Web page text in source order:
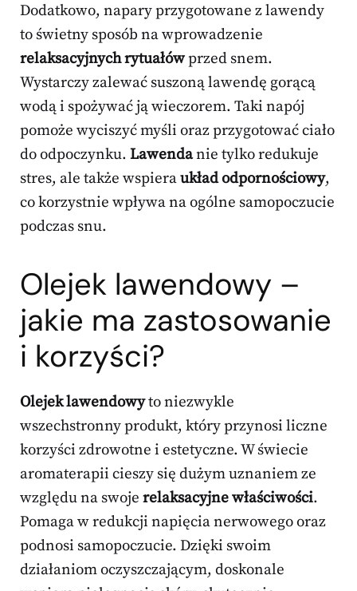
Dodatkowo, napary przygotowane z lawendy
to świetny sposób na wprowadzenie
relaksacyjnych rytuałówprzed snem.
Wystarczy zalewać suszoną lawendę gorącą
wodą i spożywać ją wieczorem. Taki napój
pomoże wyciszyć myśli oraz przygotować ciało
do odpoczynku. Lawendanie tylko redukuje
stres, ale także wspieraukład odpornościowy,
co korzystnie wpływa na ogólne samopoczucie
podczas snu.
Olejek lawendowy –
jakie ma zastosowanie
i korzyści?
Olejek lawendowyto niezwykle
wszechstronny produkt, który przynosi liczne
korzyści zdrowotne i estetyczne. W świecie
aromaterapii cieszy się dużym uznaniem ze
względu na swoje relaksacyjne właściwości.
Pomaga w redukcji napięcia nerwowego oraz
podnosi samopoczucie. Dzięki swoim
działaniom oczyszczającym, doskonale